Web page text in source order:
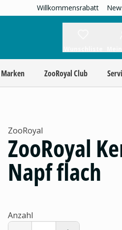
Willkommensrabatt
ZooRoyal Club
ZooRoyal
ZooRoyal
Napf flach
Anzahl